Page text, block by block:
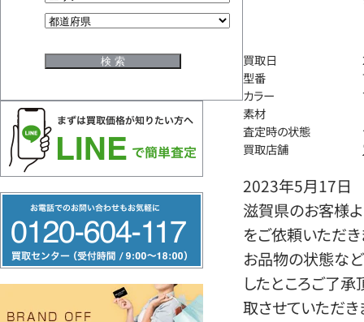
リ
ー
買取日
型番
カラー
素材
査定時の状態
買取店舗
2023年5月17日
滋賀県のお客様
をご依頼いただき
お品物の状態など
したところご了
取させていただき